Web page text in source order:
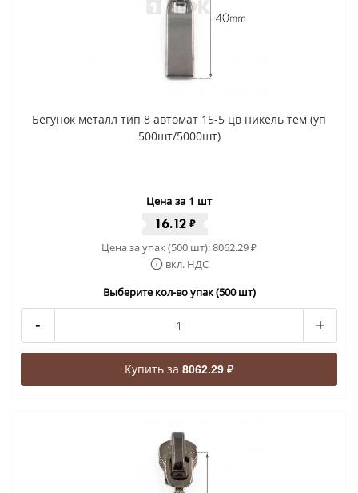
Бегунок металл тип 8 автомат 15-5 цв никель тем (уп
500шт/5000шт)
Цена за 1 шт
16.12 ₽
Цена за упак (500 шт):8062.29₽
вкл. НДС
Выберите кол-во упак (500 шт)
- +
Купить за 8062.29 ₽